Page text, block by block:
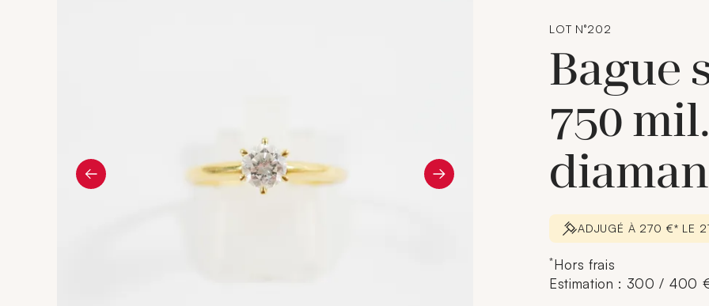
LOT N°202
Bague
750
ADJUGÉ À 270 €* LE
*Hors frais
Estimation : 300 / 400